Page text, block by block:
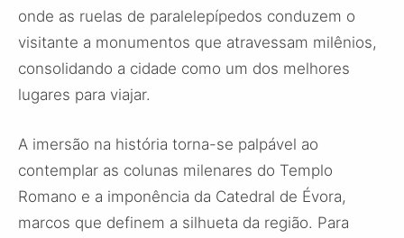
onde as ruelas de paralelepípedos conduzem o
visitante a monumentos que atravessam milênios,
consolidando a cidade como um dos melhores
lugares para viajar.
A imersão na história torna-se palpável ao
contemplar as colunas milenares do Templo
Romano e a imponência da Catedral de Évora,
marcos que definem a silhueta da região. Para